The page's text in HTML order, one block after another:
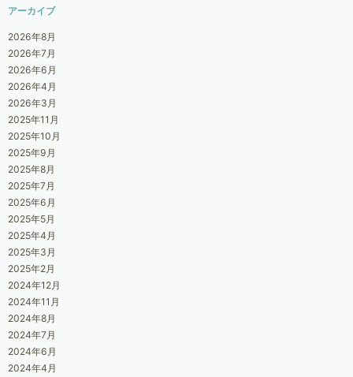
アーカイブ
2026年8月
2026年7月
2026年6月
2026年4月
2026年3月
2025年11月
2025年10月
2025年9月
2025年8月
2025年7月
2025年6月
2025年5月
2025年4月
2025年3月
2025年2月
2024年12月
2024年11月
2024年8月
2024年7月
2024年6月
2024年4月